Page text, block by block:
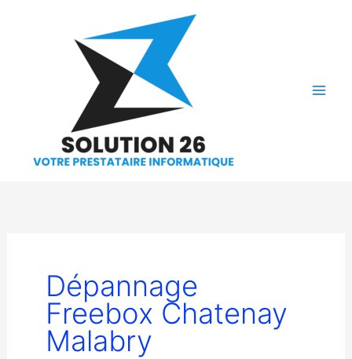
Dépannage
Freebox Chatenay
Malabry